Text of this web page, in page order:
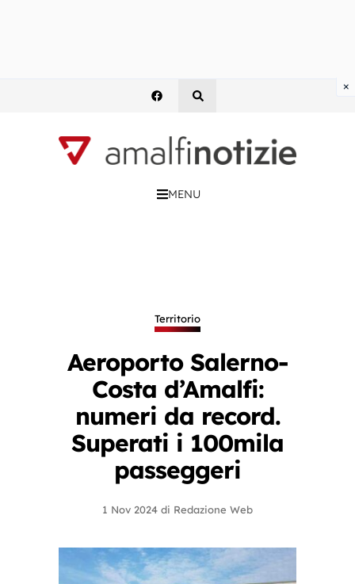
MENU
Territorio
Aeroporto Salerno-
Costa d’Amalfi:
numeri da record.
Superati i 100mila
passeggeri
1 Nov 2024 di Redazione Web
×